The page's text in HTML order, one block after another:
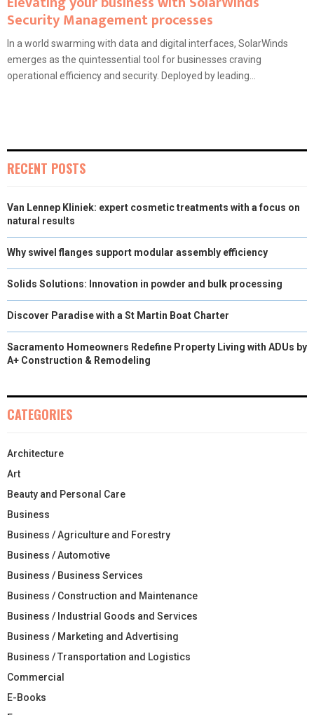
Security Management processes
In a world swarming with data and digital interfaces, SolarWinds
emerges as the quintessential tool for businesses craving
operational efficiency and security. Deployed by leading...
RECENT POSTS
Van Lennep Kliniek: expert cosmetic treatments with a focus on
natural results
Why swivel flanges support modular assembly efficiency
Solids Solutions: Innovation in powder and bulk processing
Discover Paradise with a St Martin Boat Charter
Sacramento Homeowners Redefine Property Living with ADUs by
A+ Construction & Remodeling
CATEGORIES
Architecture
Art
Beauty and Personal Care
Business
Business / Agriculture and Forestry
Business / Automotive
Business / Business Services
Business / Construction and Maintenance
Business / Industrial Goods and Services
Business / Marketing and Advertising
Business / Transportation and Logistics
Commercial
E-Books